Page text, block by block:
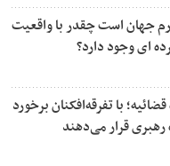
جهان است چقدر با واقعیت
ای وجود دارد؟
با تفرقه‌افکنان برخورد
قرار می‌دهند